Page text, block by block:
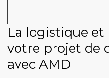
La logistique et
votre projet de
avec AMD